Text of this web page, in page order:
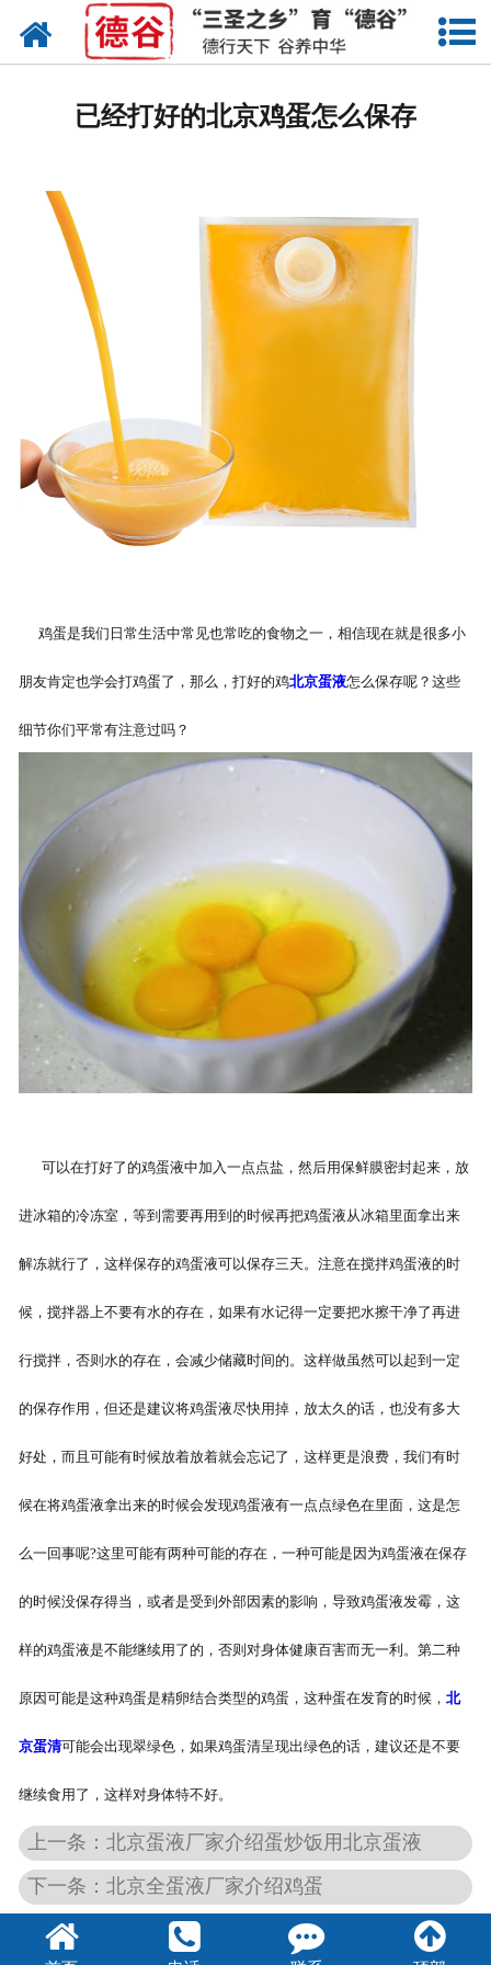
网站首页
产品中心
新闻中心
联系我们
已经打好的北京鸡蛋怎么保存
鸡蛋是我们日常生活中常见也常吃的食物之一，相信现在就是很多小
朋友肯定也学会打鸡蛋了，那么，打好的鸡北京蛋液怎么保存呢？这些
细节你们平常有注意过吗？
可以在打好了的鸡蛋液中加入一点点盐，然后用保鲜膜密封起来，放
进冰箱的冷冻室，等到需要再用到的时候再把鸡蛋液从冰箱里面拿出来
解冻就行了，这样保存的鸡蛋液可以保存三天。注意在搅拌鸡蛋液的时
候，搅拌器上不要有水的存在，如果有水记得一定要把水擦干净了再进
行搅拌，否则水的存在，会减少储藏时间的。这样做虽然可以起到一定
的保存作用，但还是建议将鸡蛋液尽快用掉，放太久的话，也没有多大
好处，而且可能有时候放着放着就会忘记了，这样更是浪费，我们有时
候在将鸡蛋液拿出来的时候会发现鸡蛋液有一点点绿色在里面，这是怎
么一回事呢?这里可能有两种可能的存在，一种可能是因为鸡蛋液在保存
的时候没保存得当，或者是受到外部因素的影响，导致鸡蛋液发霉，这
样的鸡蛋液是不能继续用了的，否则对身体健康百害而无一利。第二种
原因可能是这种鸡蛋是精卵结合类型的鸡蛋，这种蛋在发育的时候， 北
京蛋清可能会出现翠绿色，如果鸡蛋清呈现出绿色的话，建议还是不要
继续食用了，这样对身体特不好。
上一条：北京蛋液厂家介绍蛋炒饭用北京蛋液
下一条：北京全蛋液厂家介绍鸡蛋